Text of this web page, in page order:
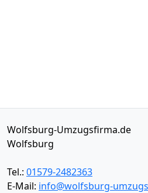
Wolfsburg-Umzugsfirma.de
Wolfsburg
Tel.: 01579-2482363
E-Mail: info@wolfsburg-